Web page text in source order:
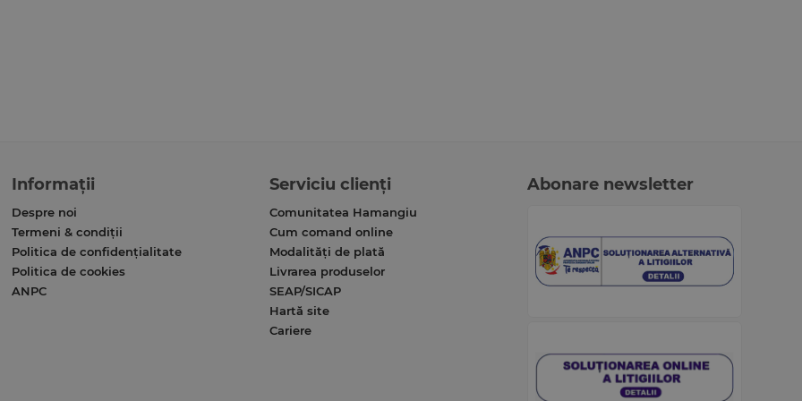
Informații
Despre noi
Termeni & condiții
Politica de confidențialitate
Politica de cookies
ANPC
Serviciu clienți
Comunitatea Hamangiu
Cum comand online
Modalități de plată
Livrarea produselor
SEAP/SICAP
Hartă site
Cariere
Abonare newsletter